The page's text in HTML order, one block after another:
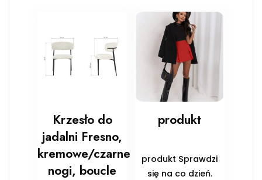
Krzesło do
jadalni Fresno,
kremowe/czarne
nogi, boucle
produkt
produkt Sprawdzi
się na co dzień.